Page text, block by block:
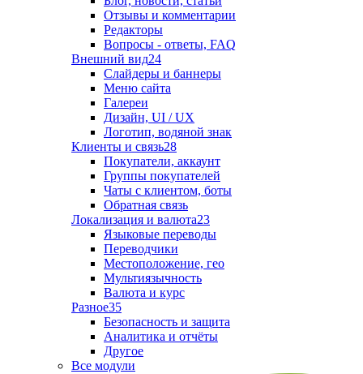
Отзывы и комментарии
Редакторы
Вопросы - ответы, FAQ
Внешний вид24
Слайдеры и баннеры
Меню сайта
Галереи
Дизайн, UI / UX
Логотип, водяной знак
Клиенты и связь28
Покупатели, аккаунт
Группы покупателей
Чаты с клиентом, боты
Обратная связь
Локализация и валюта23
Языковые переводы
Переводчики
Местоположение, гео
Мультиязычность
Валюта и курс
Разное35
Безопасность и защита
Аналитика и отчёты
Другое
Все модули